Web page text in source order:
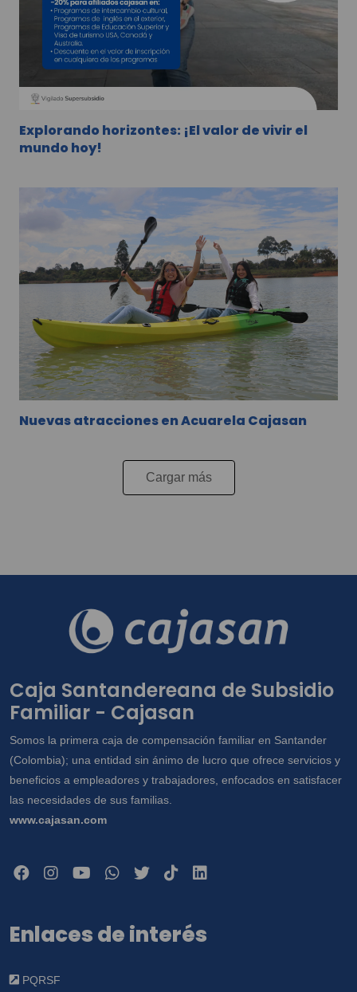
Explorando horizontes: ¡El valor de vivir el
mundo hoy!
Nuevas atracciones en Acuarela Cajasan
Cargar más
Caja Santandereana de Subsidio
Familiar - Cajasan
Somos la primera caja de compensación familiar en Santander
(Colombia); una entidad sin ánimo de lucro que ofrece servicios y
beneficios a empleadores y trabajadores, enfocados en satisfacer
las necesidades de sus familias.
www.cajasan.com
Enlaces de interés
PQRSF